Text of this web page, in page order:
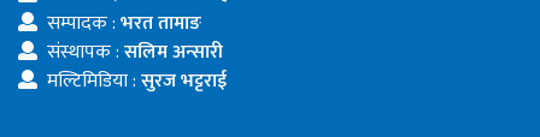
सम्पादक :भरत तामाङ
संस्थापक :सलिम अन्सारी
मल्टिमिडिया :सुरज भट्टराई